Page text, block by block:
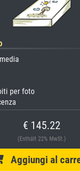
per foto
€ 145.22
(Enthält 22% MwSt.)
Aggiungi al